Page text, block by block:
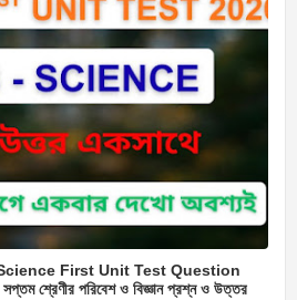
First Unit Test Question
শ্রেণীর পরিবেশ ও বিজ্ঞান প্রশ্ন ও উত্তর